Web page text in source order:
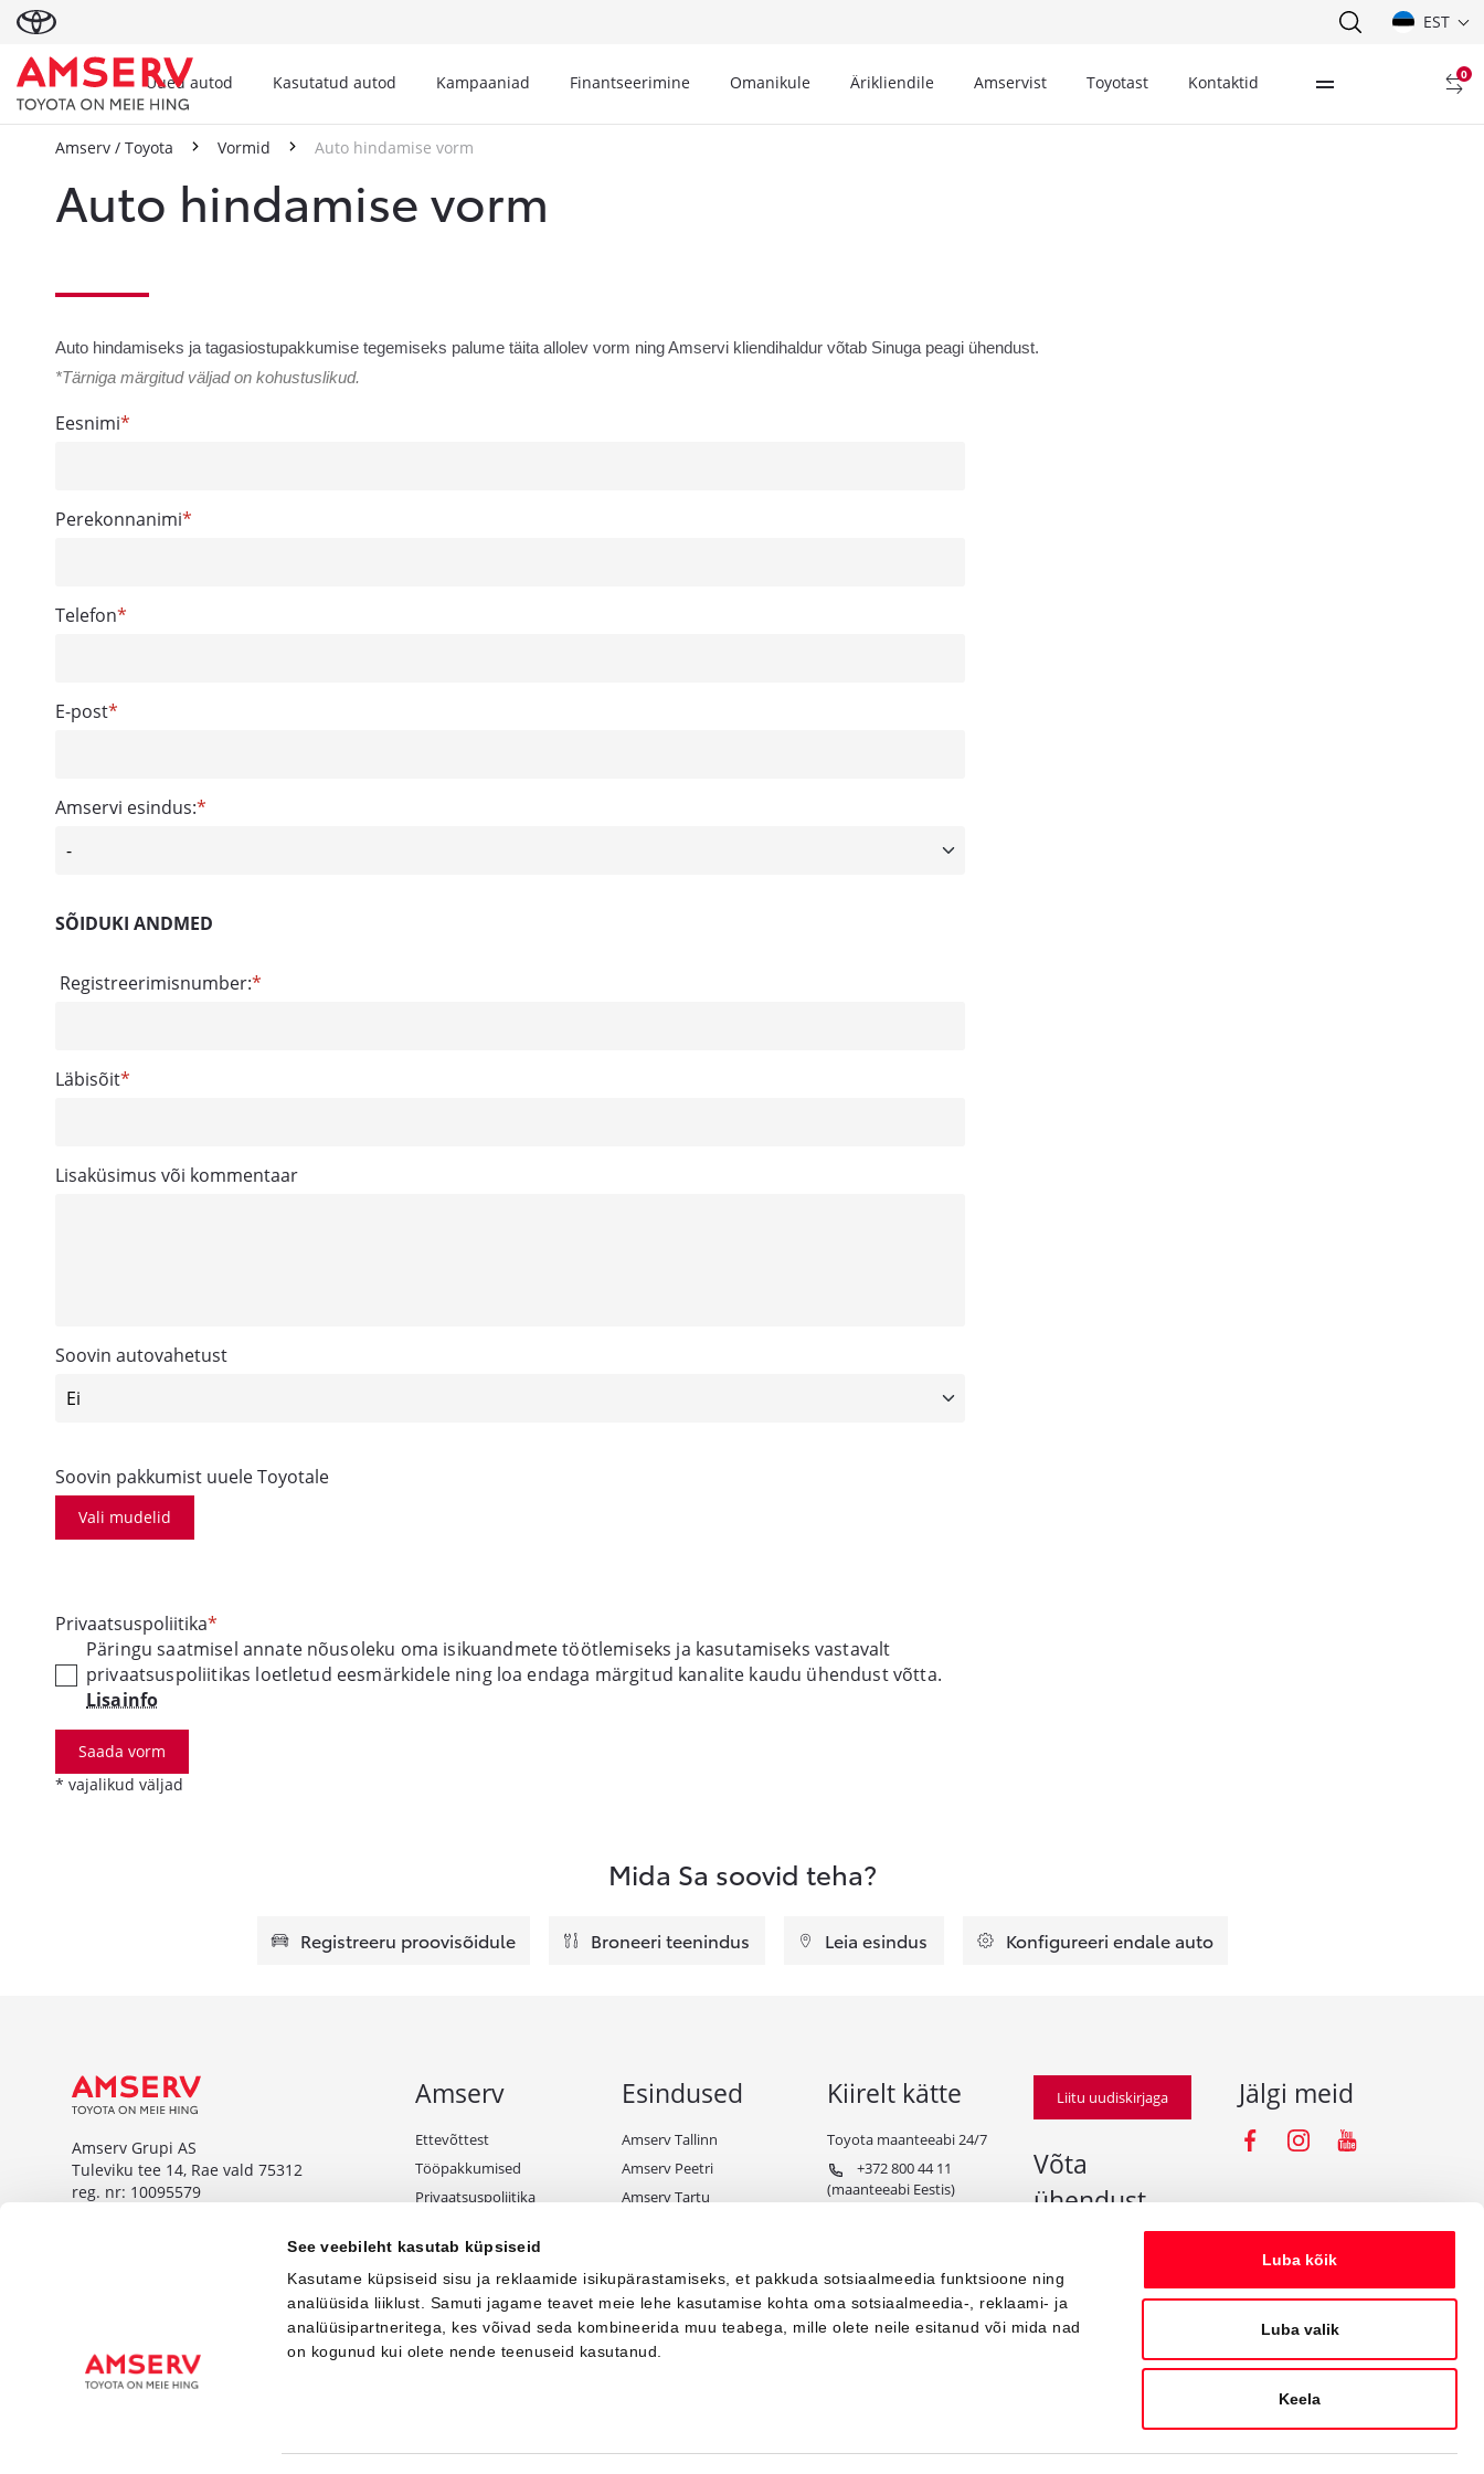
See veebileht kasutab küpsiseid
Kasutame küpsiseid sisu ja reklaamide isikupärastamiseks, et pakkuda sotsiaalmeedia funktsioone ning
analüüsida liiklust. Samuti jagame teavet meie lehe kasutamise kohta oma sotsiaalmeedia-, reklaami- ja
analüüsipartneritega, kes võivad seda kombineerida muu teabega, mille olete neile esitanud või mida nad
on kogunud kui olete nende teenuseid kasutanud.
Luba kõik
Luba valik
Keela
EST
0
Uued autod Kasutatud autod Kampaaniad Finantseerimine Omanikule Ärikliendile Amservist Toyotast Kontaktid
Amserv / Toyota Vormid Auto hindamise vorm
Auto hindamise vorm
Auto hindamiseks ja tagasiostupakkumise tegemiseks palume täita allolev vorm ning Amservi kliendihaldur võtab Sinuga peagi ühendust.
*Tärniga märgitud väljad on kohustuslikud.
Eesnimi
Perekonnanimi
Telefon
E-post
Amservi esindus:
SÕIDUKI ANDMED
Registreerimisnumber:
Läbisõit
Lisaküsimus või kommentaar
Soovin autovahetust
Soovin pakkumist uuele Toyotale
Vali mudelid
Privaatsuspoliitika
Päringu saatmisel annate nõusoleku oma isikuandmete töötlemiseks ja kasutamiseks vastavalt
privaatsuspoliitikas loetletud eesmärkidele ning loa endaga märgitud kanalite kaudu ühendust võtta.
Lisainfo
Saada vorm
* vajalikud väljad
Mida Sa soovid teha?
Registreeru proovisõidule Broneeri teenindus Leia esindus Konfigureeri endale auto
Amserv Grupi AS
Tuleviku tee 14, Rae vald 75312
reg. nr: 10095579
Tuleviku tee 14, Rae vald 75312
www.amservauto.ee
Amserv
Ettevõttest
Tööpakkumised
Privaatsuspoliitika
Kampaaniate tingimused
Esindused
Amserv Tallinn
Amserv Peetri
Amserv Tartu
Amserv Paide
Amserv Toyota Business
Kiirelt kätte
Toyota maanteeabi 24/7
+372 800 44 11
(maanteeabi Eestis)
Liitu uudiskirjaga
Võta
ühendust
press@amserv.ee
Teavita rikkumisest
Jälgi meid
Facebooki